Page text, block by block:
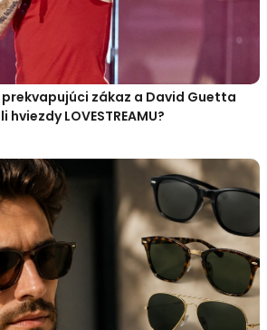
zákaz a David Guetta
LOVESTREAMU?